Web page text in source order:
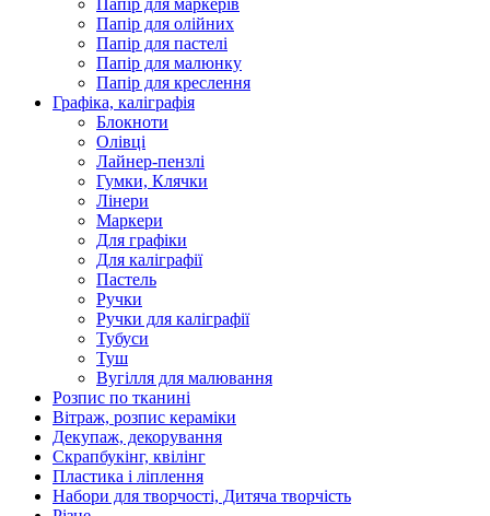
Папір для маркерів
Папір для олійних
Папір для пастелі
Папір для малюнку
Папір для креслення
Графіка, каліграфія
Блокноти
Олівці
Лайнер-пензлі
Гумки, Клячки
Лінери
Маркери
Для графіки
Для каліграфії
Пастель
Ручки
Ручки для каліграфії
Тубуси
Туш
Вугілля для малювання
Розпис по тканині
Вітраж, розпис кераміки
Декупаж, декорування
Скрапбукінг, квілінг
Пластика і ліплення
Набори для творчості, Дитяча творчість